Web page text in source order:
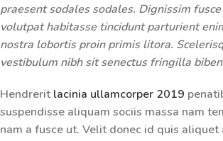
praesent sodales sodales. Dignissim
volutpat habitasse tincidunt parturient
nostra lobortis proin primis litora.
vestibulum nibh sit senectus fringilla
Hendreritlacinia ullamcorper 2019
suspendisse aliquam sociis massa nam
nam a fusce ut. Velit donec id quis